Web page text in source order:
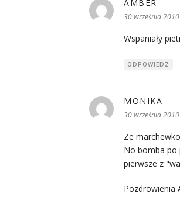
AMBER
30 września
Wspaniały
ODPOWIEDZ
MONIKA
30 września
Ze
No bomba po
pierwsze z
Pozdrowienia